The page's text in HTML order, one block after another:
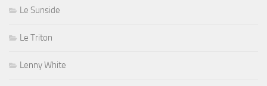
Le Sunside
Le Triton
Lenny White